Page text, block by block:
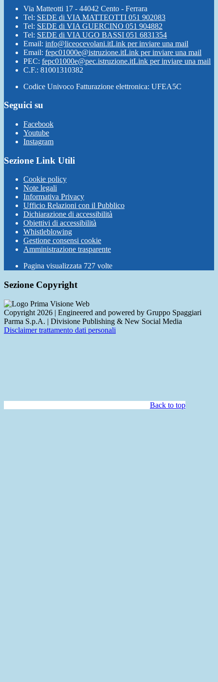
Via Matteotti 17 - 44042 Cento - Ferrara
Tel: SEDE di VIA MATTEOTTI 051 902083
Tel: SEDE di VIA GUERCINO 051 904882
Tel: SEDE di VIA UGO BASSI 051 6831354
Email: info@liceocevolani.itLink per inviare una mail
Email: fepc01000e@istruzione.itLink per inviare una mail
PEC: fepc01000e@pec.istruzione.itLink per inviare una mail
C.F.: 81001310382
Codice Univoco Fatturazione elettronica: UFEA5C
Seguici su
Facebook
Youtube
Instagram
Sezione Link Utili
Cookie policy
Note legali
Informativa Privacy
Ufficio Relazioni con il Pubblico
Dichiarazione di accessibilità
Obiettivi di accessibilità
Whistleblowing
Gestione consensi cookie
Amministrazione trasparente
Pagina visualizzata 727 volte
Sezione Copyright
Copyright 2026 | Engineered and powered by Gruppo Spaggiari
Parma S.p.A. | Divisione Publishing & New Social Media
Disclaimer trattamento dati personali
Back to top